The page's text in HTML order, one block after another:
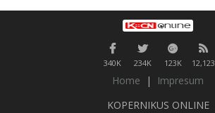
340K 234K 123K 12,123
Home |
Impresum
KOPERNIKUS ONLINE